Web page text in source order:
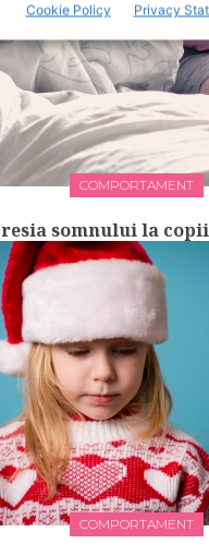
Cookie Policy Privacy
COMPORTAMENT
somnului la
COMPORTAMENT